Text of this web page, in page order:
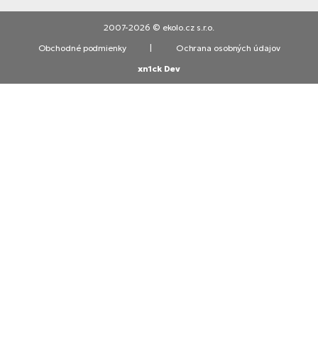
2007-2026 © ekolo.cz s.r.o.
Obchodné podmienky
Ochrana osobných údajov
xn1ck Dev